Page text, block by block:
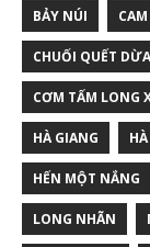
BẢY NÚI
CHUỐI QUẾT DỪA
CƠM TẤM LONG
HÀ GIANG
HẾN MỘT NẮNG
LONG NHÃN